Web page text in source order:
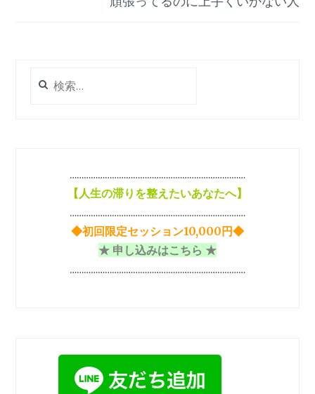
索:
…………………………………………………………………
【人生の滞りを整えたいあなたへ】
…………………………………………………………………
◆初回限定セッション10,000円◆
★ 申し込みはこちら ★
…………………………………………………………………